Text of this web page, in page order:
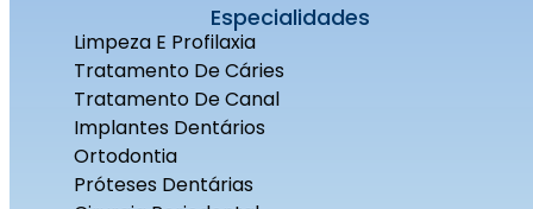
Especialidades
Limpeza E Profilaxia
Tratamento De Cáries
Tratamento De Canal
Implantes Dentários
Ortodontia
Próteses Dentárias